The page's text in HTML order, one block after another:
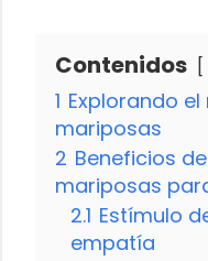
Contenidos
1 Explorando
mariposas
2 Beneficios
mariposas
2.1 Estímulo
empatía